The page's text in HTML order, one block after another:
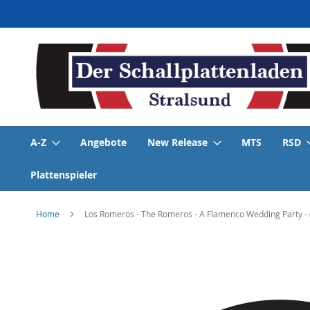
zum
Inhalt
A-Z Angebote New Release MTS RSD
Plattenspieler
Home Los Romeros - The Romeros - A Flamenco Wedding Party -